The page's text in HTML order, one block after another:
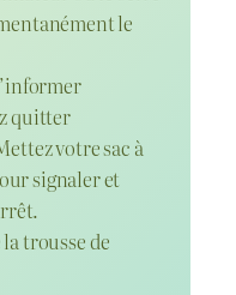
le
quitter
votre sac à
signaler et
trousse de